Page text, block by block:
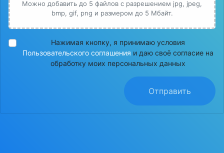
Можно добавить до 5 файлов с разрешением jpg, jpeg,
bmp, gif, png и размером до 5 Мбайт.
Нажимая кнопку, я принимаю условия
Пользовательского соглашения и даю своё согласие на
обработку моих персональных данных
Отправить